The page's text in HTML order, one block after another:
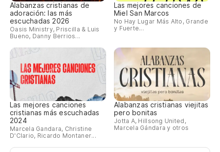
Alabanzas cristianas de
adoración: las más
escuchadas 2026
Oasis Ministry, Priscilla & Luis
Bueno, Danny Berrios...
Las mejores canciones de
Miel San Marcos
No Hay Lugar Más Alto, Grande
y Fuerte...
Las mejores canciones
cristianas más escuchadas
2024
Marcela Gandara, Christine
D'Clario, Ricardo Montaner...
Alabanzas cristianas viejitas
pero bonitas
Jotta A, Hillsong United,
Marcela Gándara y otros